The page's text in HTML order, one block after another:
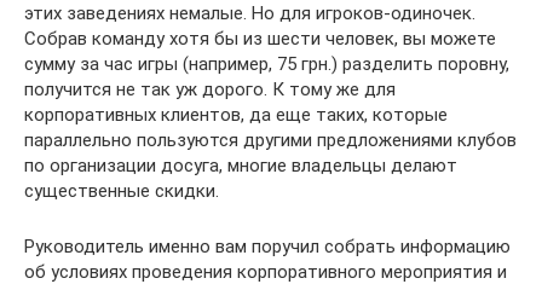
этих заведениях немалые. Но для игроков-одиночек.
Собрав команду хотя бы из шести человек, вы можете
сумму за час игры (например, 75 грн.) разделить поровну,
получится не так уж дорого. К тому же для
корпоративных клиентов, да еще таких, которые
параллельно пользуются другими предложениями клубов
по организации досуга, многие владельцы делают
существенные скидки.
Руководитель именно вам поручил собрать информацию
об условиях проведения корпоративного мероприятия и